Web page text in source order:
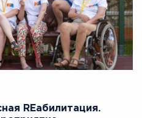
REабилитация.